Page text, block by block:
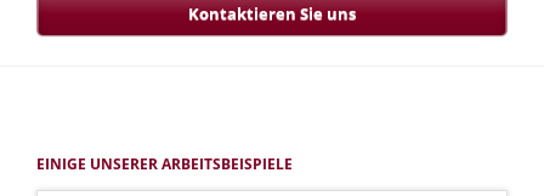
Kontaktieren Sie uns
EINIGE UNSERER ARBEITSBEISPIELE